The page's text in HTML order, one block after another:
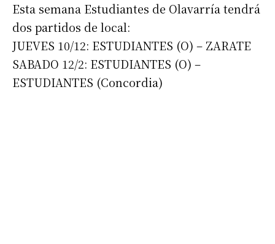
Esta semana Estudiantes de Olavarría tendrá
dos partidos de local:
JUEVES 10/12: ESTUDIANTES (O) – ZARATE
SABADO 12/2: ESTUDIANTES (O) –
ESTUDIANTES (Concordia)